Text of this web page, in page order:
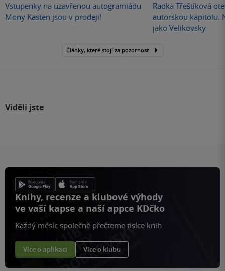
Vstupenky na uzavřenou autogramiádu
Mony Kasten jsou v prodeji!
Radka Třeštíková
autorskou kapitolu.
jako Velikovsky
Články, které stojí za pozornost
Viděli jste
Knihy, recenze a klubové výhody
ve vaší kapse a naší appce KDčko
Každý měsíc společně přečteme tisíce knih
Více o aplikaci Více o klubu